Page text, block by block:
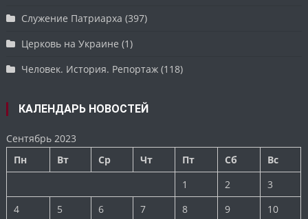
Служение Патриарха (397)
Церковь на Украине (1)
Человек. История. Репортаж (118)
КАЛЕНДАРЬ НОВОСТЕЙ
Сентябрь 2023
Пн
Вт Ср Чт Пт Сб
Вс
1
2
3
4
5 6 7 8 9
10